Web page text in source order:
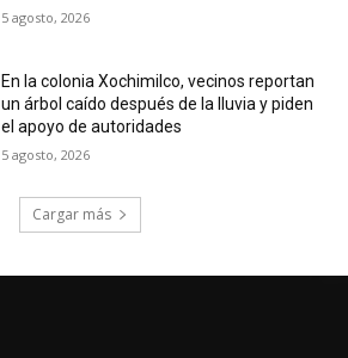
5 agosto, 2026
En la colonia Xochimilco, vecinos reportan
un árbol caído después de la lluvia y piden
el apoyo de autoridades
5 agosto, 2026
Cargar más